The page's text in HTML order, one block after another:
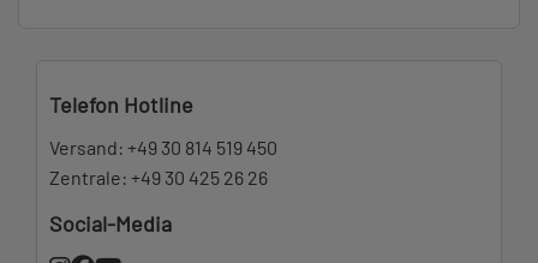
Telefon Hotline
Versand: +49 30 814 519 450
Zentrale: +49 30 425 26 26
Social-Media